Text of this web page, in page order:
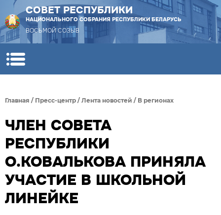
СОВЕТ РЕСПУБЛИКИ
НАЦИОНАЛЬНОГО СОБРАНИЯ РЕСПУБЛИКИ БЕЛАРУСЬ
ВОСЬМОЙ СОЗЫВ
Главная / Пресс-центр / Лента новостей / В регионах
ЧЛЕН СОВЕТА
РЕСПУБЛИКИ
О.КОВАЛЬКОВА ПРИНЯЛА
УЧАСТИЕ В ШКОЛЬНОЙ
ЛИНЕЙКЕ